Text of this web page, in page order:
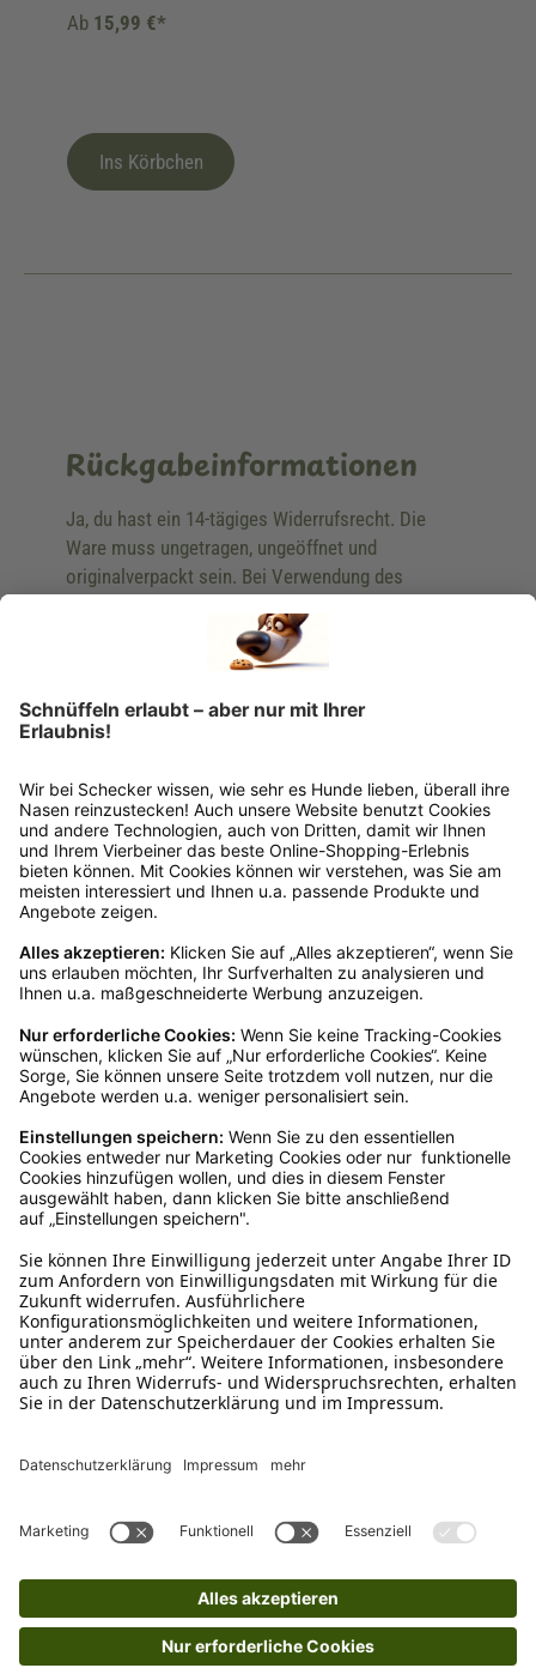
Ab 15,99 €*
Ins Körbchen
Rückgabeinformationen
Ja, du hast ein 14-tägiges Widerrufsrecht. Die
Ware muss ungetragen, ungeöffnet und
originalverpackt sein. Bei Verwendung des
Rücksendung?
Bitte fülle das Rücksendeformular aus. Dieses
findest du online. Verpacke die Artikel
anschließend sicher und klebe das
Rücksendeetikett auf das Paket. Dieses kannst du
dir in deinem Kundenkonto anfordern. Hast du als
verkauf@schecker.de oder rufe zu unseren
Servicezeiten an, dann lassen wir dir ein
Kundenservice
Mo – Fr 9 – 17 Uhr, Sa 9 – 13 Uhr
Ruf uns an
04942-60 64 080
Schreibe uns
+49 1520 8997191
Tritt unserem Newsletter bei